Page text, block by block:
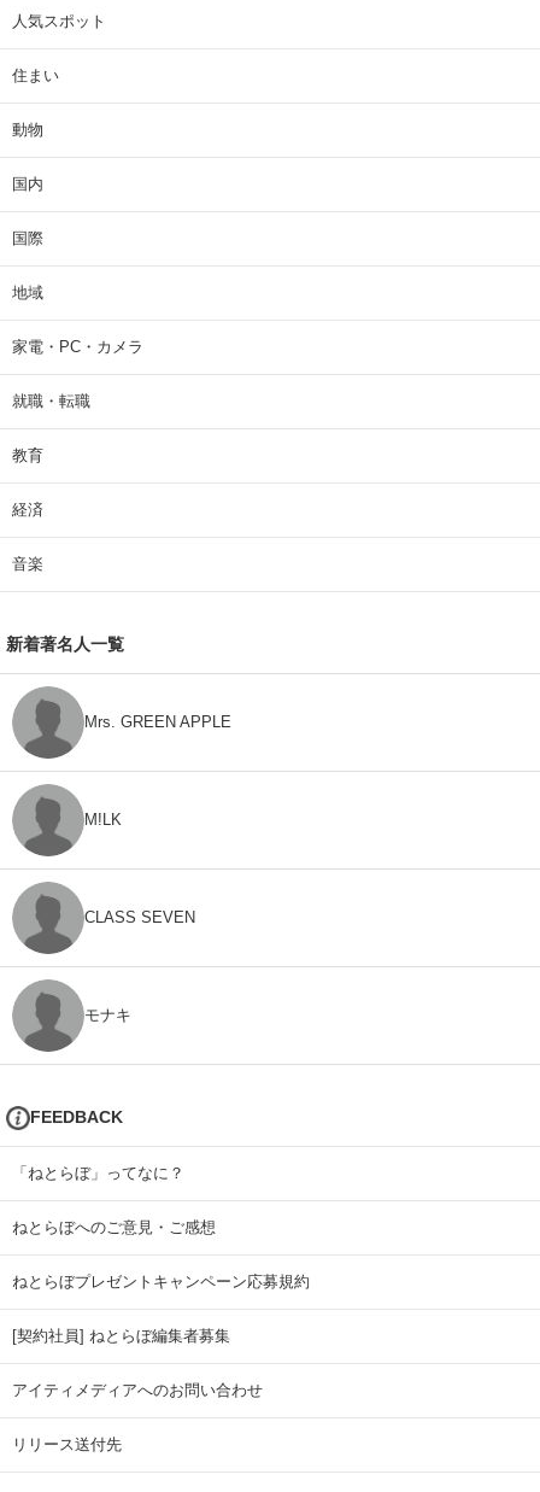
人気スポット
住まい
動物
国内
国際
地域
家電・PC・カメラ
就職・転職
教育
経済
音楽
新着著名人一覧
Mrs. GREEN APPLE
M!LK
CLASS SEVEN
モナキ
FEEDBACK
「ねとらぼ」ってなに？
ねとらぼへのご意見・ご感想
ねとらぼプレゼントキャンペーン応募規約
[契約社員] ねとらぼ編集者募集
アイティメディアへのお問い合わせ
リリース送付先